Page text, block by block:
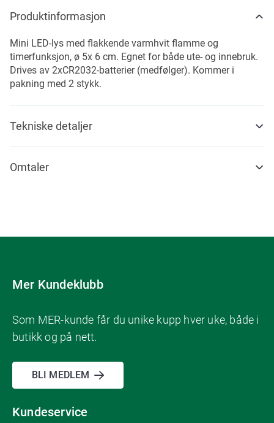
Produktinformasjon
Mini LED-lys med flakkende varmhvit flamme og
timerfunksjon, ø 5x 6 cm. Egnet for både ute- og innebruk.
Drives av 2xCR2032-batterier (medfølger). Kommer i
pakning med 2 stykk.
Tekniske detaljer
Omtaler
Mer Kundeklubb
Som MER-kunde får du unike kupp hver uke, både i
butikk og på nett.
BLI MEDLEM
Kundeservice